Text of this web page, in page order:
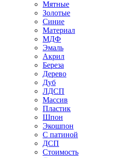
Мятные
Золотые
Синие
Материал
МДФ
Эмаль
Акрил
Береза
Дерево
Дуб
ЛДСП
Массив
Пластик
Шпон
Экошпон
С патиной
ДСП
Стоимость